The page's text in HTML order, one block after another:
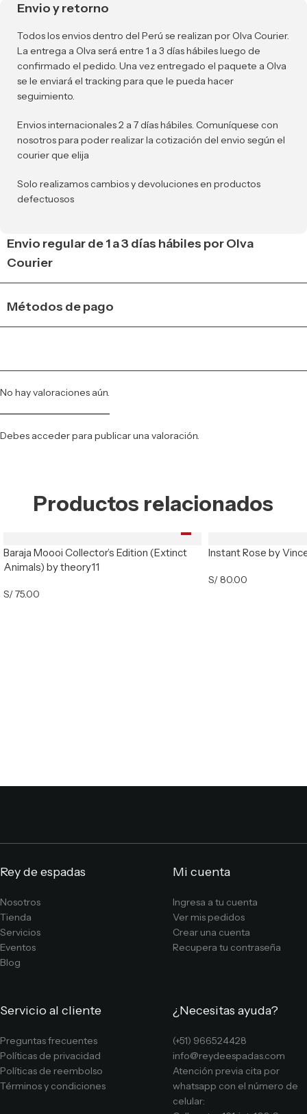
Envio y retorno
Todos los envios dentro del Perú se realizan por Olva Courier.
La entrega a Olva será entre 1 a 3 días hábiles luego de
confirmado el pedido. Una vez entregado el paquete a Olva
se le enviará el tracking para que le pueda hacer
seguimiento.
Envios internacionales 2 a 7 días hábiles. Comuníquese con
nosotros para poder realizar la cotización del envio según el
courier que elija
Solo realizamos cambios y devoluciones en productos
defectuosos
Envio regular de 1 a 3 días hábiles por Olva
Courier
Métodos de pago
No hay valoraciones aún.
Debes accederpara publicar una valoración.
Productos relacionados
Baraja Moooi Collector’s Edition (Extinct
Animals) by theory11
S/75.00
Instant Rose by
S/80.00
Rey de espadas
Nosotros
Tienda
Servicios
Eventos
Blog
Mi cuenta
Ingresa a tu cuenta
Ver mis pedidos
Crear una cuenta
Recupera tu contraseña
Servicio al cliente
Preguntas frecuentes
Políticas de privacidad
Políticas de reembolso
Términos y condiciones
¿Necesitas ayuda?
(+51) 966524428
info@reydeespadas.com
Atención previa cita por
whatsapp con el número de
celular: